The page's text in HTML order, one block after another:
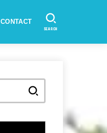
CONTACT
SEARCH